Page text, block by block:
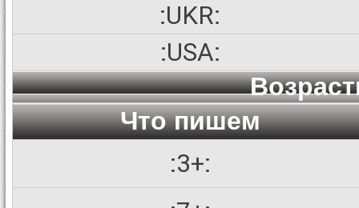
:UKR:
:USA:
Что пишем
:3+: